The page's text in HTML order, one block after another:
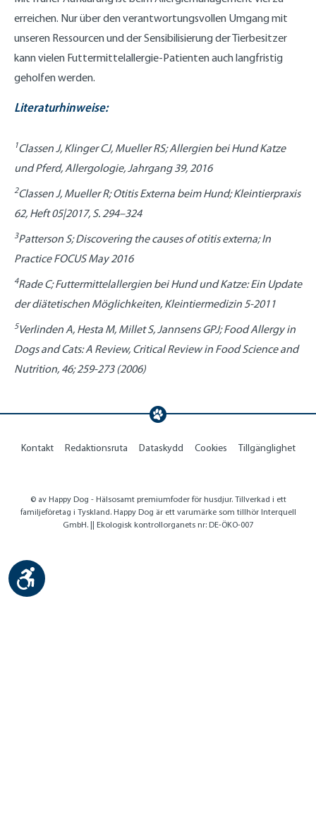
erreichen. Nur über den verantwortungsvollen Umgang mit
unseren Ressourcen und der Sensibilisierung der Tierbesitzer
kann vielen Futtermittelallergie-Patienten auch langfristig
geholfen werden.
Literaturhinweise:
1Classen J, Klinger CJ, Mueller RS; Allergien bei Hund Katze
und Pferd, Allergologie, Jahrgang 39, 2016
2Classen J, Mueller R; Otitis Externa beim Hund; Kleintierpraxis
62, Heft 05|2017, S. 294–324
3Patterson S; Discovering the causes of otitis externa; In
Practice FOCUS May 2016
4Rade C; Futtermittelallergien bei Hund und Katze: Ein Update
der diätetischen Möglichkeiten, Kleintiermedizin 5-2011
5Verlinden A, Hesta M, Millet S, Jannsens GPJ; Food Allergy in
Dogs and Cats: A Review, Critical Review in Food Science and
Nutrition, 46; 259-273 (2006)
Kontakt Redaktionsruta Dataskydd Cookies Tillgänglighet
© av Happy Dog - Hälsosamt premiumfoder för husdjur. Tillverkad i ett
familjeföretag i Tyskland. Happy Dog är ett varumärke som tillhör Interquell
GmbH. || Ekologisk kontrollorganets nr: DE-ÖKO-007
Show toolbar